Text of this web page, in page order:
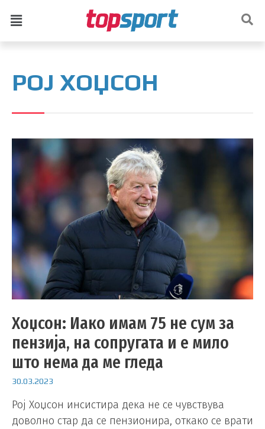
РОЈ ХОЏСОН
Хоџсон: Иако имам 75 не сум за
пензија, на сопругата и е мило
што нема да ме гледа
30.03.2023
Рој Хоџсон инсистира дека не се чувствува
доволно стар да се пензионира, откако се врати